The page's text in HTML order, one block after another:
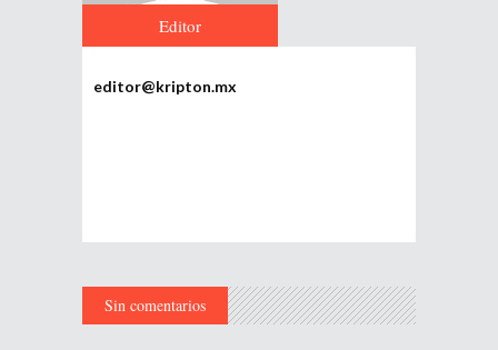
Editor
editor@kripton.mx
Sin comentarios